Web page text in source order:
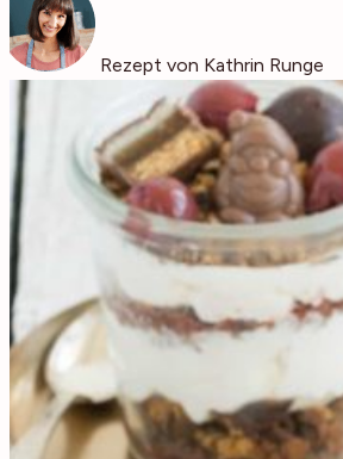
Rezept von Kathrin Runge